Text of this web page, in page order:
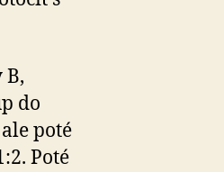
B,
do
poté
Poté